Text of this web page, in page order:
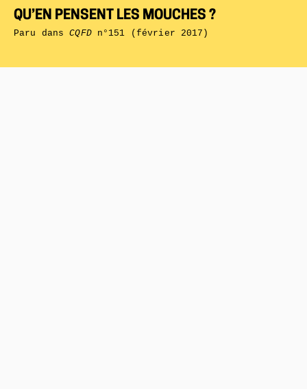
QU’EN PENSENT LES MOUCHES ?
Paru dansCQFDn°151 (février 2017)